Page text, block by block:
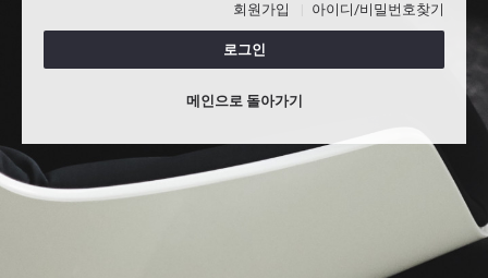
회원가입 아이디/비밀번호찾기
로그인
메인으로 돌아가기